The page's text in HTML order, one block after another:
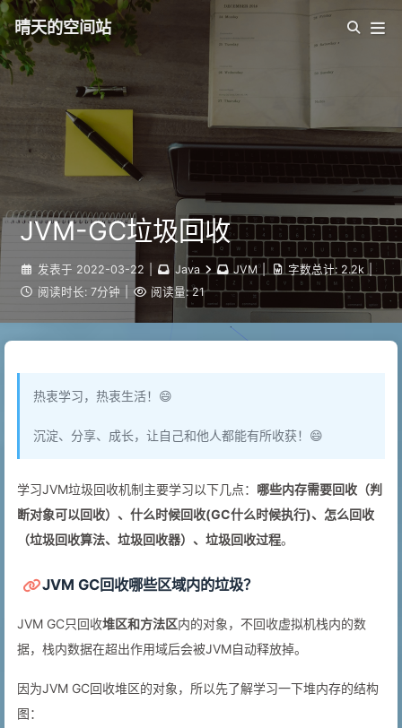
晴天的空间站
JVM-GC垃圾回收
发表于 2022-03-22 Java JVM 字数总计: 2.2k
阅读时长: 7分钟 阅读量: 21
热衷学习，热衷生活！😄
沉淀、分享、成长，让自己和他人都能有所收获！😄
学习JVM垃圾回收机制主要学习以下几点： 哪些内存需要回收（判
断对象可以回收）、什么时候回收(GC什么时候执行)、怎么回收
（垃圾回收算法、垃圾回收器）、垃圾回收过程。
JVM GC回收哪些区域内的垃圾？
JVM GC只回收堆区和方法区内的对象，不回收虚拟机栈内的数
据，栈内数据在超出作用域后会被JVM自动释放掉。
因为JVM GC回收堆区的对象，所以先了解学习一下堆内存的结构
图：